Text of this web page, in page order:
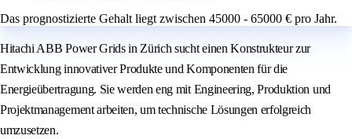
Das prognostizierte Gehalt liegt zwischen 45000 - 65000 € pro Jahr.
Hitachi ABB Power Grids in Zürich sucht einen Konstrukteur zur
Entwicklung innovativer Produkte und Komponenten für die
Energieübertragung. Sie werden eng mit Engineering, Produktion und
Projektmanagement arbeiten, um technische Lösungen erfolgreich
umzusetzen.